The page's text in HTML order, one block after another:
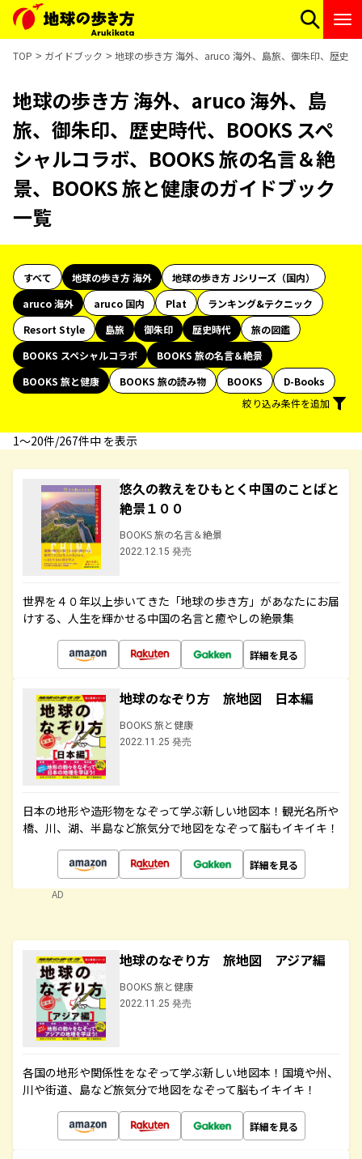
TOP ガイドブック 地球の歩き方 海外、aruco 海外、島旅、御朱印、歴史
地球の歩き方 海外、aruco 海外、島
旅、御朱印、歴史時代、BOOKS スペ
シャルコラボ、BOOKS 旅の名言＆絶
景、BOOKS 旅と健康のガイドブック
一覧
すべて 地球の歩き方 海外
地球の歩き方 Jシリーズ（国内）
aruco 海外
aruco 国内 Plat
ランキング&テクニック
Resort Style
島旅 御朱印 歴史時代
旅の図鑑
BOOKS スペシャルコラボ
BOOKS 旅の名言＆絶景
BOOKS 旅と健康
BOOKS 旅の読み物 BOOKS
D-Books
絞り込み条件を追加
1〜20件/267件中 を表示
悠久の教えをひもとく中国のことばと
絶景１００
BOOKS 旅の名言＆絶景
2022.12.15 発売
世界を４０年以上歩いてきた「地球の歩き方」があなたにお届
けする、人生を輝かせる中国の名言と癒やしの絶景集
詳細を見る
地球のなぞり方 旅地図 日本編
BOOKS 旅と健康
2022.11.25 発売
日本の地形や造形物をなぞって学ぶ新しい地図本！観光名所や
橋、川、湖、半島など旅気分で地図をなぞって脳もイキイキ！
詳細を見る
AD
地球のなぞり方 旅地図 アジア編
BOOKS 旅と健康
2022.11.25 発売
各国の地形や関係性をなぞって学ぶ新しい地図本！国境や州、
川や街道、島など旅気分で地図をなぞって脳もイキイキ！
詳細を見る